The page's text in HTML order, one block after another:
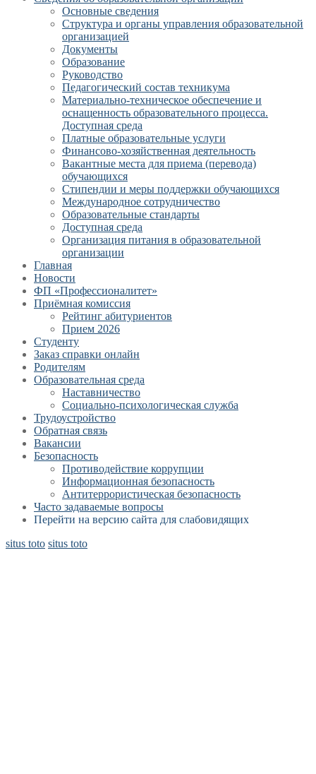
Основные сведения
Структура и органы управления образовательной
организацией
Документы
Образование
Руководство
Педагогический состав техникума
Материально-техническое обеспечение и
оснащенность образовательного процесса.
Доступная среда
Платные образовательные услуги
Финансово-хозяйственная деятельность
Вакантные места для приема (перевода)
обучающихся
Стипендии и меры поддержки обучающихся
Международное сотрудничество
Образовательные стандарты
Доступная среда
Организация питания в образовательной
организации
Главная
Новости
ФП «Профессионалитет»
Приёмная комиссия
Рейтинг абитуриентов
Прием 2026
Студенту
Заказ справки онлайн
Родителям
Образовательная среда
Наставничество
Социально-психологическая служба
Трудоустройство
Обратная связь
Вакансии
Безопасность
Противодействие коррупции
Информационная безопасность
Антитеррористическая безопасность
Часто задаваемые вопросы
Перейти на версию сайта для слабовидящих
situs toto situs toto